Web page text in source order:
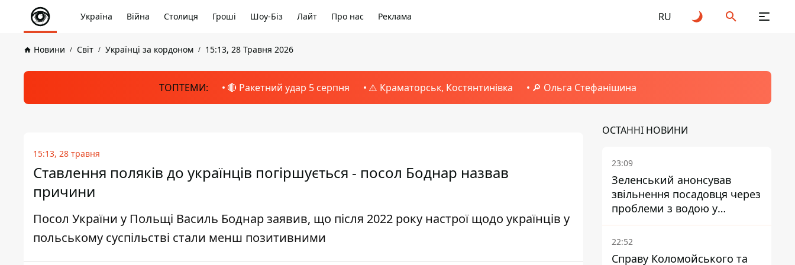
Україна Війна Столиця Гроші Шоу-Біз Лайт Про нас Реклама RU
Новини Світ Українці за кордоном 15:13, 28 Травня 2026
ТОПТЕМИ: 🔴 Ракетний удар 5 серпня ⚠️ Краматорськ, Костянтинівка 🔎 Ольга Стефанішина
15:13, 28 травня
Ставлення поляків до українців погіршується - посол Боднар назвав
причини
Посол України у Польщі Василь Боднар заявив, що після 2022 року настрої щодо українців у
польському суспільстві стали менш позитивними
ОСТАННІ НОВИНИ
23:09
Зеленський анонсував
звільнення посадовця через
проблеми з водою у
Марганці
22:52
Справу Коломойського та